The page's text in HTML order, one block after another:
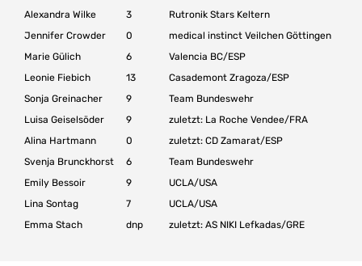
Alexandra Wilke
3
Rutronik Stars Keltern
Jennifer Crowder
0
medical instinct Veilchen Göttingen
Marie Gülich
6
Valencia BC/ESP
Leonie Fiebich
13
Casademont Zragoza/ESP
Sonja Greinacher
9
Team Bundeswehr
Luisa Geiselsöder
9
zuletzt: La Roche Vendee/FRA
Alina Hartmann
0
zuletzt: CD Zamarat/ESP
Svenja Brunckhorst
6
Team Bundeswehr
Emily Bessoir
9
UCLA/USA
Lina Sontag
7
UCLA/USA
Emma Stach
dnp zuletzt: AS NIKI Lefkadas/GRE